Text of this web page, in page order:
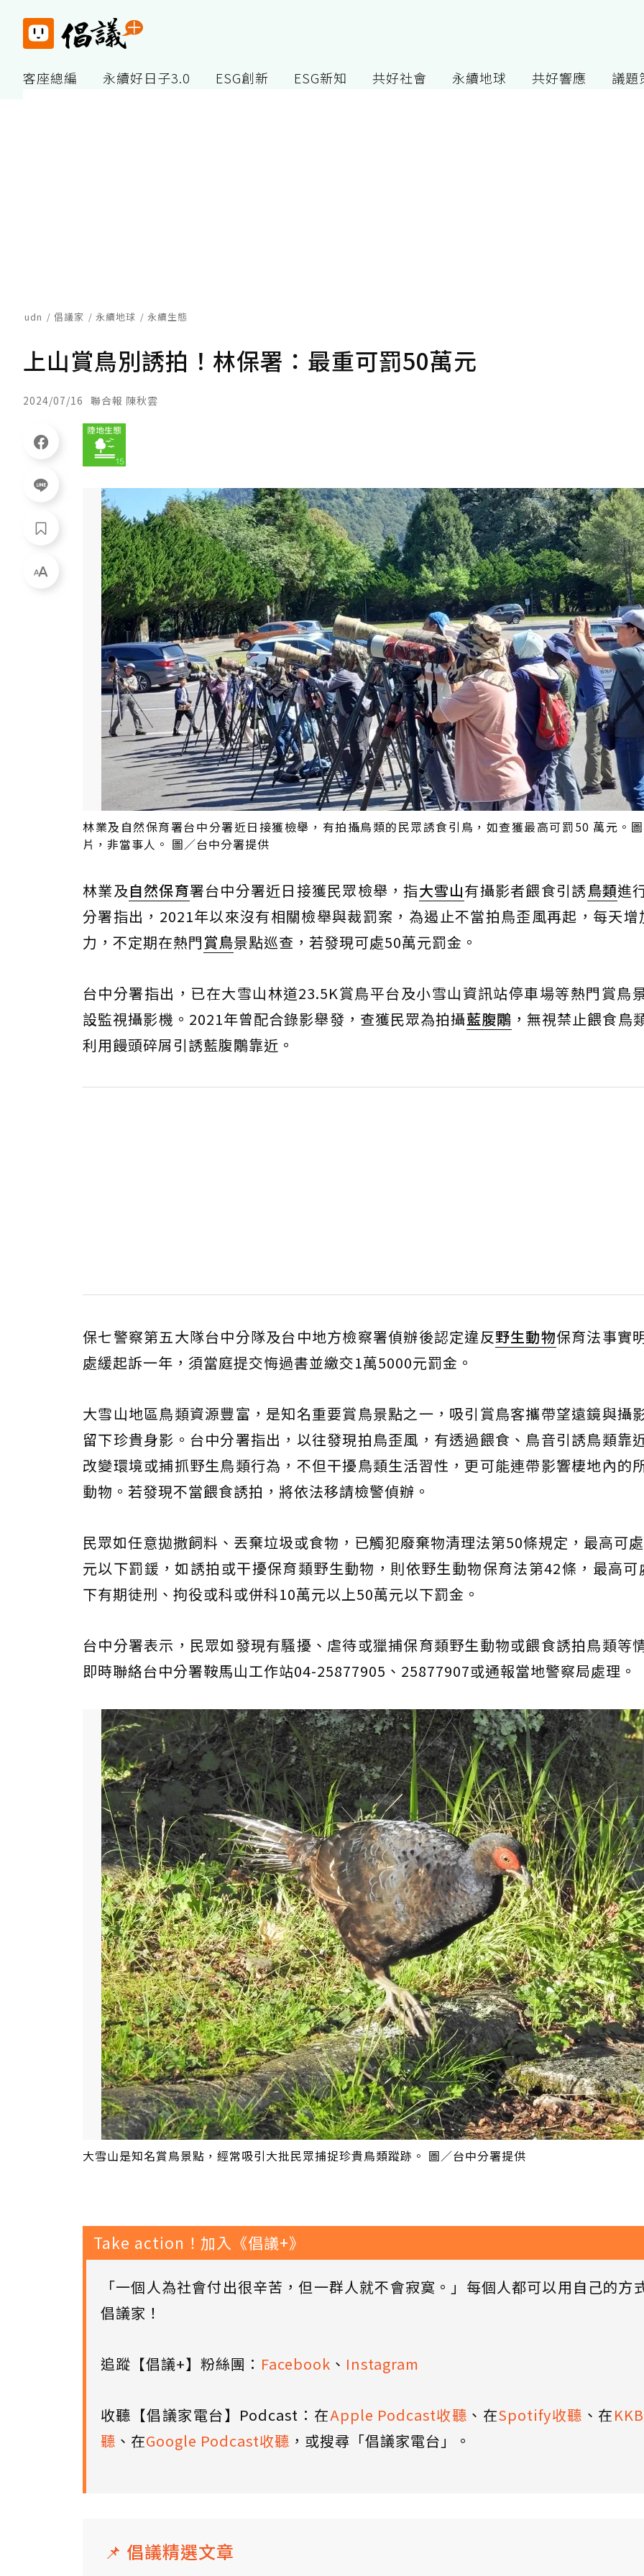
客座總編 永續好日子3.0 ESG創新 ESG新知 共好社會 永續地球 共好響應 議題
udn 倡議家 永續地球 永續生態
上山賞鳥別誘拍！林保署：最重可罰50萬元
2024/07/16 聯合報 陳秋雲
林業及自然保育署台中分署近日接獲檢舉，有拍攝鳥類的民眾誘食引鳥，如查獲最高可罰50 萬元。
片，非當事人。 圖／台中分署提供
林業及自然保育署台中分署近日接獲民眾檢舉，指大雪山有攝影者餵食引誘鳥類進
分署指出，2021年以來沒有相關檢舉與裁罰案，為遏止不當拍鳥歪風再起，每天增
力，不定期在熱門賞鳥景點巡查，若發現可處50萬元罰金。
台中分署指出，已在大雪山林道23.5K賞鳥平台及小雪山資訊站停車場等熱門賞鳥
設監視攝影機。2021年曾配合錄影舉發，查獲民眾為拍攝藍腹鷴 ，無視禁止餵食鳥
利用饅頭碎屑引誘藍腹鷴靠近。
保七警察第五大隊台中分隊及台中地方檢察署偵辦後認定違反野生動物保育法事實
處緩起訴一年，須當庭提交悔過書並繳交1萬5000元罰金。
大雪山地區鳥類資源豐富，是知名重要賞鳥景點之一，吸引賞鳥客攜帶望遠鏡與攝
留下珍貴身影。台中分署指出，以往發現拍鳥歪風，有透過餵食、鳥音引誘鳥類靠
改變環境或捕抓野生鳥類行為，不但干擾鳥類生活習性，更可能連帶影響棲地內的
動物。若發現不當餵食誘拍，將依法移請檢警偵辦。
民眾如任意拋撒飼料、丟棄垃圾或食物，已觸犯廢棄物清理法第50條規定，最高可
元以下罰鍰，如誘拍或干擾保育類野生動物，則依野生動物保育法第42條，最高可
下有期徒刑、拘役或科或併科10萬元以上50萬元以下罰金。
台中分署表示，民眾如發現有騷擾、虐待或獵捕保育類野生動物或餵食誘拍鳥類等
即時聯絡台中分署鞍馬山工作站04-25877905、25877907或通報當地警察局處理。
大雪山是知名賞鳥景點，經常吸引大批民眾捕捉珍貴鳥類蹤跡。 圖／台中分署提供
Take action！加入《倡議+》
「一個人為社會付出很辛苦，但一群人就不會寂寞。」每個人都可以用自己的方
倡議家！
追蹤【倡議+】粉絲團： Facebook 、 Instagram
收聽【倡議家電台】Podcast：在Apple Podcast收聽 、在Spotify收聽 、在
聽 、在Google Podcast收聽 ，或搜尋「倡議家電台」。
📌 倡議精選文章